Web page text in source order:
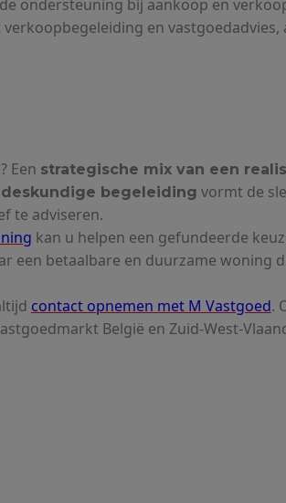
ondersteuning bij aankoop en
en
Een strategische mix van een
begeleiding vormt de
te adviseren.
kan u helpen een gefundeerde
een betaalbare en duurzame woning
contact opnemen met M Vastgoed.
België en Zuid-West-